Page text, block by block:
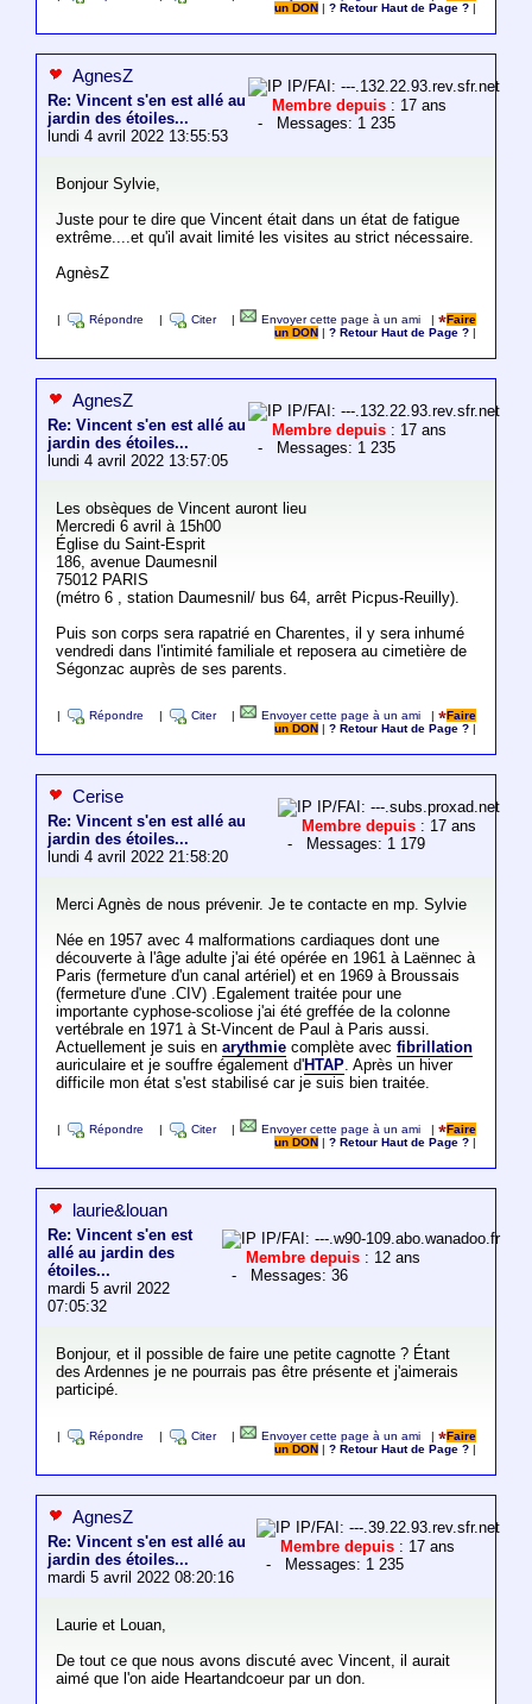
un DON
|? Retour Haut de Page ?
AgnesZ
Re: Vincent s'en est allé au
jardin des étoiles...
lundi 4 avril 2022 13:55:53
IP/FAI: ---.132.22.93.rev.sfr.net
Membre depuis : 17 ans
- Messages: 1 235
Bonjour Sylvie,
Juste pour te dire que Vincent était dans un état de fatigue
extrême....et qu'il avait limité les visites au strict nécessaire.
AgnèsZ
Répondre Citer Envoyer cette page à un ami |
Faire
un DON
|? Retour Haut de Page ?
AgnesZ
Re: Vincent s'en est allé au
jardin des étoiles...
lundi 4 avril 2022 13:57:05
IP/FAI: ---.132.22.93.rev.sfr.net
Membre depuis : 17 ans
- Messages: 1 235
Les obsèques de Vincent auront lieu
Mercredi 6 avril à 15h00
Église du Saint-Esprit
186, avenue Daumesnil
75012 PARIS
(métro 6 , station Daumesnil/ bus 64, arrêt Picpus-Reuilly).
Puis son corps sera rapatrié en Charentes, il y sera inhumé
vendredi dans l'intimité familiale et reposera au cimetière de
Ségonzac auprès de ses parents.
Répondre Citer Envoyer cette page à un ami |
Faire
un DON
|? Retour Haut de Page ?
Cerise
Re: Vincent s'en est allé au
jardin des étoiles...
lundi 4 avril 2022 21:58:20
IP/FAI: ---.subs.proxad.net
Membre depuis : 17 ans
- Messages: 1 179
Merci Agnès de nous prévenir. Je te contacte en mp. Sylvie
Née en 1957 avec 4 malformations cardiaques dont une
découverte à l'âge adulte j'ai été opérée en 1961 à Laënnec à
Paris (fermeture d'un canal artériel) et en 1969 à Broussais
(fermeture d'une .CIV) .Egalement traitée pour une
importante cyphose-scoliose j'ai été greffée de la colonne
vertébrale en 1971 à St-Vincent de Paul à Paris aussi.
Actuellement je suis en arythmiecomplète avec fibrillation
auriculaire et je souffre également d'HTAP. Après un hiver
difficile mon état s'est stabilisé car je suis bien traitée.
Répondre Citer Envoyer cette page à un ami |
Faire
un DON
|? Retour Haut de Page ?
laurie&louan
Re: Vincent s'en est
allé au jardin des
étoiles...
mardi 5 avril 2022
07:05:32
IP/FAI: ---.w90-109.abo.wanadoo.fr
Membre depuis : 12 ans
- Messages: 36
Bonjour, et il possible de faire une petite cagnotte ? Étant
des Ardennes je ne pourrais pas être présente et j'aimerais
participé.
Répondre Citer Envoyer cette page à un ami |
Faire
un DON
|? Retour Haut de Page ?
AgnesZ
Re: Vincent s'en est allé au
jardin des étoiles...
mardi 5 avril 2022 08:20:16
IP/FAI: ---.39.22.93.rev.sfr.net
Membre depuis : 17 ans
- Messages: 1 235
Laurie et Louan,
De tout ce que nous avons discuté avec Vincent, il aurait
aimé que l'on aide Heartandcoeur par un don.